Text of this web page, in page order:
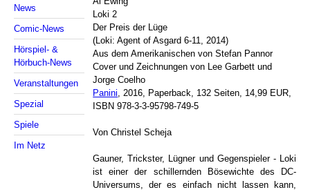
News
Comic-News
Hörspiel- &
Hörbuch-News
Veranstaltungen
Spezial
Spiele
Im Netz
Loki 2
Der Preis der Lüge
(Loki: Agent of Asgard 6-11, 2014)
Aus dem Amerikanischen von Stefan Pannor
Cover und Zeichnungen von Lee Garbett und
Jorge Coelho
Panini , 2016, Paperback, 132 Seiten, 14,99 EUR,
ISBN 978-3-3-95798-749-5
Von Christel Scheja
Gauner, Trickster, Lügner und Gegenspieler - Loki
ist einer der schillernden Bösewichte des DC-
Universums, der es einfach nicht lassen kann,